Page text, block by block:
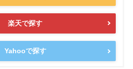
楽天で探す
Yahooで探す